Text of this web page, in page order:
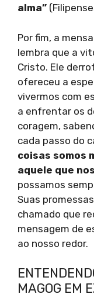
alma”
Por fim, a
lembra que a
Cristo. Ele
ofereceu a
vivermos com
a enfrentar os
coragem,
cada passo do
coisas somos
aquele que
possamos
Suas
chamado que
mensagem de
ao nosso redor.
MAGOG EM